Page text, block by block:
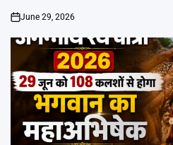
on
June 29, 2026